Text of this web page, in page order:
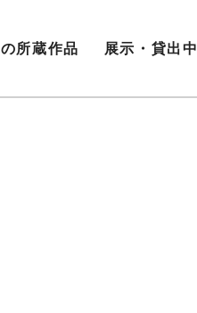
所蔵作品 展示・貸出中